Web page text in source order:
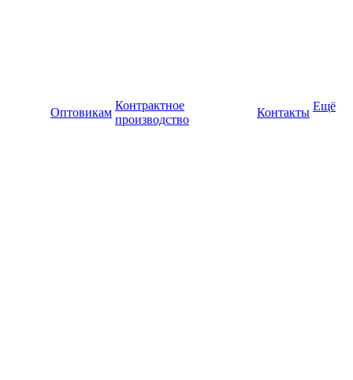
Оптовикам
Контрактное
производство
Контакты Ещё